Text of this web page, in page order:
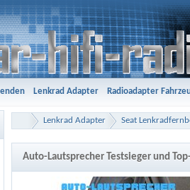
Lenkrad Adapter Radioadapter
Antennenadapter Freisprech-
Komplett und Sonderangebote Car Hifi
Lenkrad Adapter Seat
Auto-Lautsprecher Testsieger und